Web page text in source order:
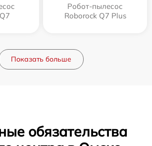
Робот-пылесос
Roborock Q7 Plus
Показать больше
обязательства